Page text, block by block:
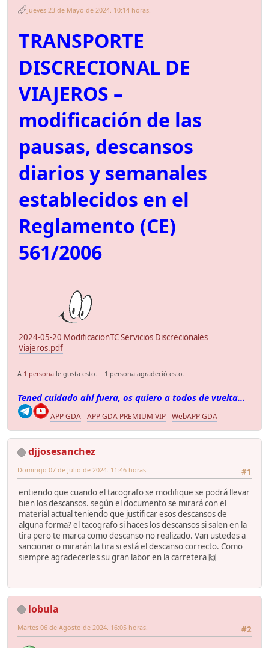
Jueves 23 de Mayo de 2024. 10:14 horas.
TRANSPORTE
DISCRECIONAL DE
VIAJEROS –
modificación de las
pausas, descansos
diarios y semanales
establecidos en el
Reglamento (CE)
561/2006
2024-05-20 ModificacionTC Servicios Discrecionales
Viajeros.pdf
A 1 persona le gusta esto. 1 persona agradeció esto.
Tened cuidado ahí fuera, os quiero a todos de vuelta...
APP GDA-APP GDA PREMIUM VIP-WebAPP GDA
djjosesanchez
#1
Domingo 07 de Julio de 2024. 11:46 horas.
entiendo que cuando el tacografo se modifique se podrá llevar
bien los descansos. según el documento se mirará con el
material actual teniendo que justificar esos descansos de
alguna forma? el tacografo si haces los descansos si salen en la
tira pero te marca como descanso no realizado. Van ustedes a
sancionar o mirarán la tira si está el descanso correcto. Como
siempre agradecerles su gran labor en la carretera 🙌
lobula
#2
Martes 06 de Agosto de 2024. 16:05 horas.